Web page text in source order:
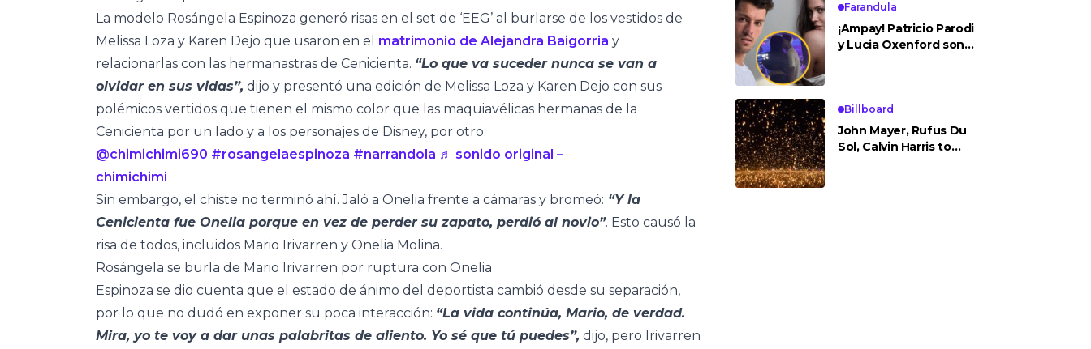
La modelo Rosángela Espinoza generó risas en el set de ‘EEG’ al burlarse de los vestidos de
Melissa Loza y Karen Dejo que usaron en el matrimonio de Alejandra Baigorria y
relacionarlas con las hermanastras de Cenicienta. “Lo que va suceder nunca se van a
olvidar en sus vidas”, dijo y presentó una edición de Melissa Loza y Karen Dejo con sus
polémicos vertidos que tienen el mismo color que las maquiavélicas hermanas de la
Cenicienta por un lado y a los personajes de Disney, por otro.
@chimichimi690 #rosangelaespinoza #narrandola ♬ sonido original –
chimichimi
Sin embargo, el chiste no terminó ahí. Jaló a Onelia frente a cámaras y bromeó: “Y la
Cenicienta fue Onelia porque en vez de perder su zapato, perdió al novio”. Esto causó la
risa de todos, incluidos Mario Irivarren y Onelia Molina.
Rosángela se burla de Mario Irivarren por ruptura con Onelia
Espinoza se dio cuenta que el estado de ánimo del deportista cambió desde su separación,
por lo que no dudó en exponer su poca interacción: “La vida continúa, Mario, de verdad.
Mira, yo te voy a dar unas palabritas de aliento. Yo sé que tú puedes”, dijo, pero Irivarren
Farandula
¡Ampay! Patricio Parodi
y Lucia Oxenford son
Billboard
John Mayer, Rufus Du
Sol, Calvin Harris to